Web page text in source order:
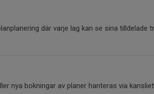
där varje lag kan se sina tilldelade
nya bokningar av planer hanteras via